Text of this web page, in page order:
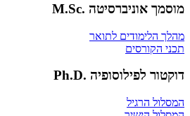
מוסמך אוניברסיטה .M.Sc
מהלך הלימודים לתואר
תכני הקורסים
דוקטור לפילוסופיה .Ph.D
המסלול הרגיל